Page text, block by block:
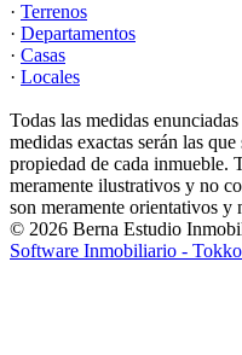
· Terrenos
· Departamentos
· Casas
· Locales
Todas las medidas
medidas exactas serán las
propiedad de cada inmueble.
meramente ilustrativos y no
son meramente orientativos y
© 2026 Berna Estudio
Software Inmobiliario -